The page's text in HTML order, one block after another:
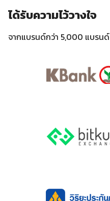
ได้รับความไว้วางใจ
จากแบรนด์กว่า 5,000 แบรนด์